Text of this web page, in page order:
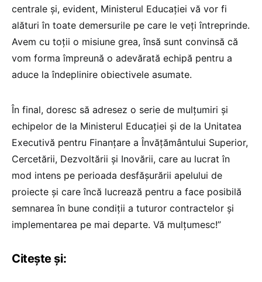
centrale și, evident, Ministerul Educației vă vor fi
alături în toate demersurile pe care le veți întreprinde.
Avem cu toții o misiune grea, însă sunt convinsă că
vom forma împreună o adevărată echipă pentru a
aduce la îndeplinire obiectivele asumate.
În final, doresc să adresez o serie de mulțumiri și
echipelor de la Ministerul Educației și de la Unitatea
Executivă pentru Finanțare a Învățământului Superior,
Cercetării, Dezvoltării și Inovării, care au lucrat în
mod intens pe perioada desfășurării apelului de
proiecte și care încă lucrează pentru a face posibilă
semnarea în bune condiții a tuturor contractelor și
implementarea pe mai departe. Vă mulțumesc!”
Citește și: